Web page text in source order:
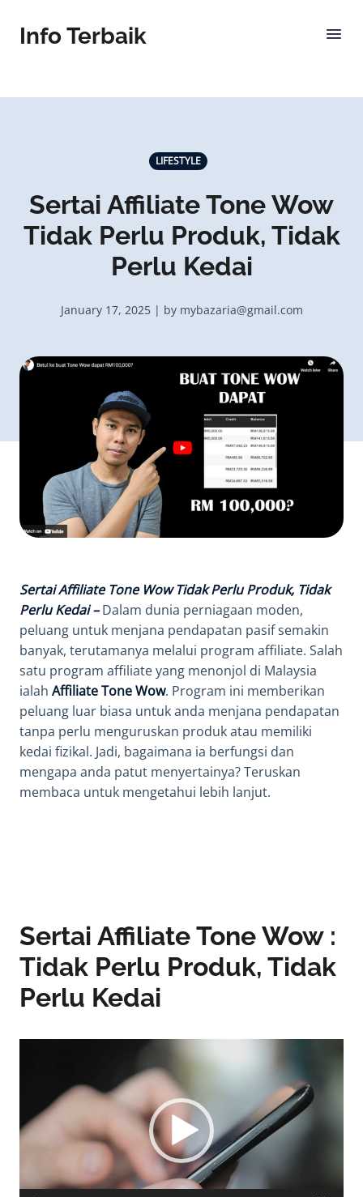
Info Terbaik
LIFESTYLE
Sertai Affiliate Tone Wow
Tidak Perlu Produk, Tidak
Perlu Kedai
January 17, 2025 | by mybazaria@gmail.com
Sertai Affiliate Tone Wow Tidak Perlu Produk, Tidak
Perlu Kedai –Dalam dunia perniagaan moden,
peluang untuk menjana pendapatan pasif semakin
banyak, terutamanya melalui program affiliate. Salah
satu program affiliate yang menonjol di Malaysia
ialah Affiliate Tone Wow. Program ini memberikan
peluang luar biasa untuk anda menjana pendapatan
tanpa perlu menguruskan produk atau memiliki
kedai fizikal. Jadi, bagaimana ia berfungsi dan
mengapa anda patut menyertainya? Teruskan
membaca untuk mengetahui lebih lanjut.
Sertai Affiliate Tone Wow :
Tidak Perlu Produk, Tidak
Perlu Kedai